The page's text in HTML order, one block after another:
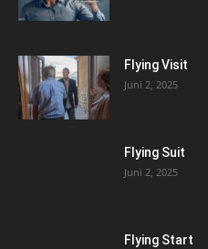
Flying Visit
Juni 2, 2025
Flying Suit
Juni 2, 2025
Flying Start